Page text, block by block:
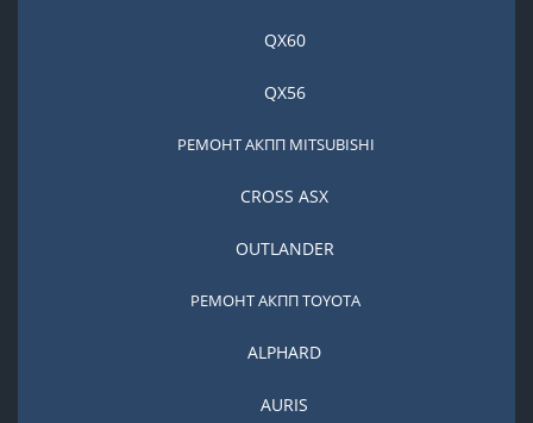
QX60
QX56
РЕМОНТ АКПП MITSUBISHI
CROSS ASX
OUTLANDER
РЕМОНТ АКПП TOYOTA
ALPHARD
AURIS